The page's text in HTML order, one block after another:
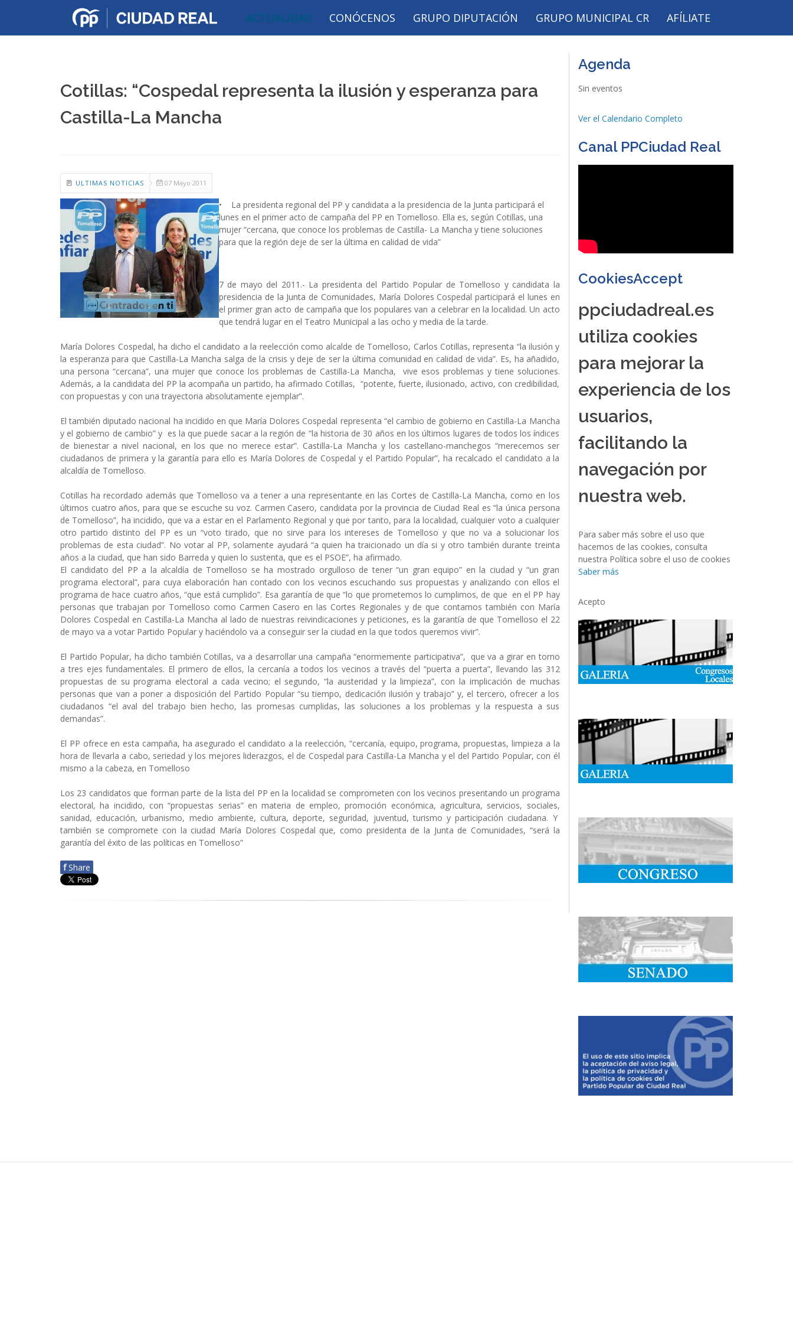
ACTUALIDAD CONÓCENOS GRUPO DIPUTACIÓN GRUPO MUNICIPAL CR AFÍLIATE
Cotillas: “Cospedal representa la ilusión y esperanza para
Castilla-La Mancha
ULTIMAS NOTICIAS 07 Mayo 2011
• La presidenta regional del PP y candidata a la presidencia de la Junta participará el
lunes en el primer acto de campaña del PP en Tomelloso. Ella es, según Cotillas, una
mujer “cercana, que conoce los problemas de Castilla- La Mancha y tiene soluciones
para que la región deje de ser la última en calidad de vida”
7 de mayo del 2011.- La presidenta del Partido Popular de Tomelloso y candidata la
presidencia de la Junta de Comunidades, María Dolores Cospedal participará el lunes en
el primer gran acto de campaña que los populares van a celebrar en la localidad. Un acto
que tendrá lugar en el Teatro Municipal a las ocho y media de la tarde.
María Dolores Cospedal, ha dicho el candidato a la reelección como alcalde de Tomelloso, Carlos Cotillas, representa “la ilusión y
la esperanza para que Castilla-La Mancha salga de la crisis y deje de ser la última comunidad en calidad de vida”. Es, ha añadido,
una persona “cercana”, una mujer que conoce los problemas de Castilla-La Mancha, vive esos problemas y tiene soluciones.
Además, a la candidata del PP la acompaña un partido, ha afirmado Cotillas, “potente, fuerte, ilusionado, activo, con credibilidad,
con propuestas y con una trayectoria absolutamente ejemplar”.
El también diputado nacional ha incidido en que María Dolores Cospedal representa “el cambio de gobierno en Castilla-La Mancha
y el gobierno de cambio” y es la que puede sacar a la región de “la historia de 30 años en los últimos lugares de todos los índices
de bienestar a nivel nacional, en los que no merece estar”. Castilla-La Mancha y los castellano-manchegos “merecemos ser
ciudadanos de primera y la garantía para ello es María Dolores de Cospedal y el Partido Popular”, ha recalcado el candidato a la
alcaldía de Tomelloso.
Cotillas ha recordado además que Tomelloso va a tener a una representante en las Cortes de Castilla-La Mancha, como en los
últimos cuatro años, para que se escuche su voz. Carmen Casero, candidata por la provincia de Ciudad Real es “la única persona
de Tomelloso”, ha incidido, que va a estar en el Parlamento Regional y que por tanto, para la localidad, cualquier voto a cualquier
otro partido distinto del PP es un “voto tirado, que no sirve para los intereses de Tomelloso y que no va a solucionar los
problemas de esta ciudad”. No votar al PP, solamente ayudará “a quien ha traicionado un día si y otro también durante treinta
años a la ciudad, que han sido Barreda y quien lo sustenta, que es el PSOE”, ha afirmado.
El candidato del PP a la alcaldía de Tomelloso se ha mostrado orgulloso de tener “un gran equipo” en la ciudad y “un gran
programa electoral”, para cuya elaboración han contado con los vecinos escuchando sus propuestas y analizando con ellos el
programa de hace cuatro años, “que está cumplido”. Esa garantía de que “lo que prometemos lo cumplimos, de que en el PP hay
personas que trabajan por Tomelloso como Carmen Casero en las Cortes Regionales y de que contamos también con María
Dolores Cospedal en Castilla-La Mancha al lado de nuestras reivindicaciones y peticiones, es la garantía de que Tomelloso el 22
de mayo va a votar Partido Popular y haciéndolo va a conseguir ser la ciudad en la que todos queremos vivir”.
El Partido Popular, ha dicho también Cotillas, va a desarrollar una campaña “enormemente participativa”, que va a girar en torno
a tres ejes fundamentales. El primero de ellos, la cercanía a todos los vecinos a través del “puerta a puerta”, llevando las 312
propuestas de su programa electoral a cada vecino; el segundo, “la austeridad y la limpieza”, con la implicación de muchas
personas que van a poner a disposición del Partido Popular “su tiempo, dedicación ilusión y trabajo” y, el tercero, ofrecer a los
ciudadanos “el aval del trabajo bien hecho, las promesas cumplidas, las soluciones a los problemas y la respuesta a sus
demandas”.
El PP ofrece en esta campaña, ha asegurado el candidato a la reelección, “cercanía, equipo, programa, propuestas, limpieza a la
hora de llevarla a cabo, seriedad y los mejores liderazgos, el de Cospedal para Castilla-La Mancha y el del Partido Popular, con él
mismo a la cabeza, en Tomelloso
Los 23 candidatos que forman parte de la lista del PP en la localidad se comprometen con los vecinos presentando un programa
electoral, ha incidido, con “propuestas serias” en materia de empleo, promoción económica, agricultura, servicios, sociales,
sanidad, educación, urbanismo, medio ambiente, cultura, deporte, seguridad, juventud, turismo y participación ciudadana. Y
también se compromete con la ciudad María Dolores Cospedal que, como presidenta de la Junta de Comunidades, “será la
garantía del éxito de las políticas en Tomelloso”
f Share
Agenda
Sin eventos
Ver el Calendario Completo
Canal PPCiudad Real
CookiesAccept
ppciudadreal.es
utiliza cookies
para mejorar la
experiencia de los
usuarios,
facilitando la
navegación por
nuestra web.
Para saber más sobre el uso que
hacemos de las cookies, consulta
nuestra Política sobre el uso de cookies
Saber más
Acepto